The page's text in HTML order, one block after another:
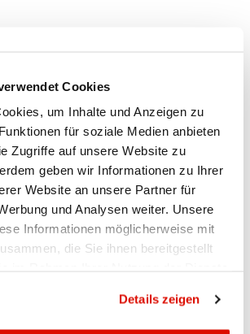
Cookies
um Inhalte und Anzeigen zu
für soziale Medien anbieten
Zugriffe auf unsere Website zu
geben wir Informationen zu Ihrer
Website an unsere Partner für
und Analysen weiter. Unsere
Informationen möglicherweise mit
die Sie ihnen bereitgestellt
Details zeigen